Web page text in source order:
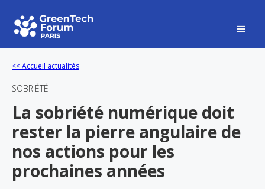
<< Accueil actualités
SOBRIÉTÉ
La sobriété numérique doit
rester la pierre angulaire de
nos actions pour les
prochaines années